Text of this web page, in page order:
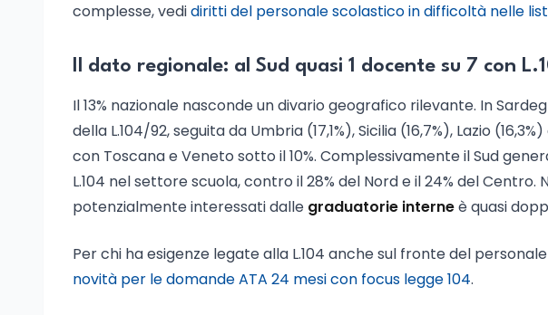
complesse, vedidiritti del personale scolastico in difficoltà nelle
Il dato regionale: al Sud quasi 1 docente su 7 con
Il 13% nazionale nasconde un divario geografico rilevante. In
della L.104/92, seguita da Umbria (17,1%), Sicilia (16,7%), Lazio
con Toscana e Veneto sotto il 10%. Complessivamente il Sud
L.104 nel settore scuola, contro il 28% del Nord e il 24% del
potenzialmente interessati dalle graduatorie interneè quasi
Per chi ha esigenze legate alla L.104 anche sul fronte del
novità per le domande ATA 24 mesi con focus legge 104.